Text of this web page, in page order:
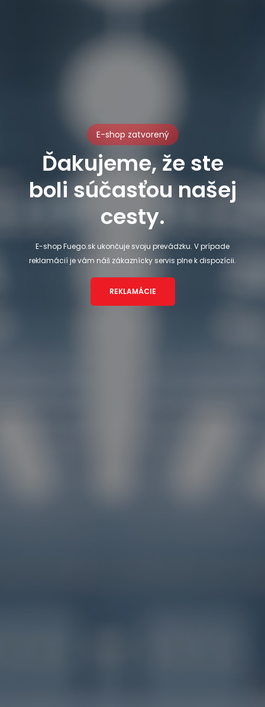
E-shop zatvorený
Ďakujeme, že ste
boli súčasťou našej
cesty.
E-shop Fuego.sk ukončuje svoju prevádzku. V prípade
reklamácií je vám náš zákaznícky servis plne k dispozícii.
REKLAMÁCIE